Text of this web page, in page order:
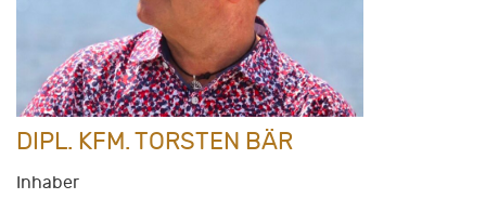
DIPL. KFM. TORSTEN BÄR
Inhaber